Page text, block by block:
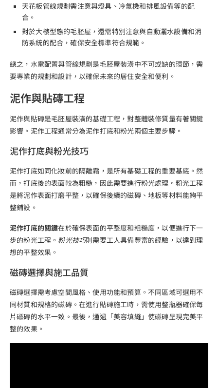
天花板管線規劃需注意與燈具、冷氣機和排風設備等的配
合。
對於大樓型態的毛胚屋，還需特別注意與自動灑水設備和消
防系統的配合，確保安全標準符合規範。
總之，水電配置與管線規劃是毛胚屋裝潢中不可或缺的環節，需
要專業的規劃和設計，以確保未來的居住安全和便利。
泥作與貼磚工程
泥作與貼磚是毛胚屋裝潢的基礎工程，對整體裝修質量有著關鍵
影響。泥作工程通常分為泥作打底和粉光兩個主要步驟。
泥作打底與粉光技巧
泥作打底如同化妝前的隔離霜，是所有基礎工程的重要基底。然
而，打底後的表面較為粗糙，因此需要進行粉光處理。粉光工程
是將泥作表面打磨平整，以確保後續的磁磚、地板等材料能夠平
整鋪設。
泥作打底的關鍵在於確保表面的平整度和粗糙度，以便進行下一
步的粉光工程。 粉光技巧則需要工人具備豐富的經驗，以達到理
想的平整效果。
磁磚選擇與施工品質
磁磚選擇需考慮空間風格、使用功能和預算。不同區域可選用不
同材質和規格的磁磚。在進行貼磚施工時，需使用整瓶器確保每
片磁磚的水平一致。最後，通過「美容填縫」使磁磚呈現完美平
整的效果。